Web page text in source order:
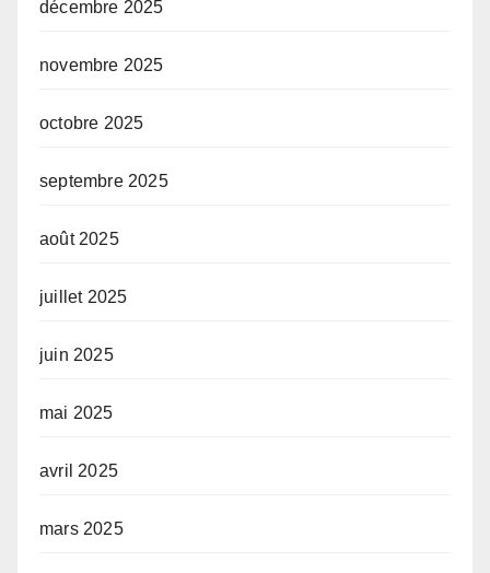
décembre 2025
novembre 2025
octobre 2025
septembre 2025
août 2025
juillet 2025
juin 2025
mai 2025
avril 2025
mars 2025